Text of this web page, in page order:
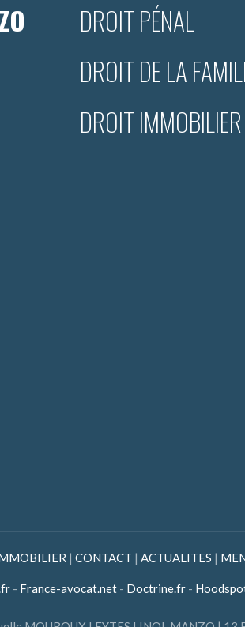
DROIT PÉNAL
DROIT DE LA
DROIT IMMOBILIER
| CONTACT | ACTUALITES |
- France-avocat.net - Doctrine.fr -